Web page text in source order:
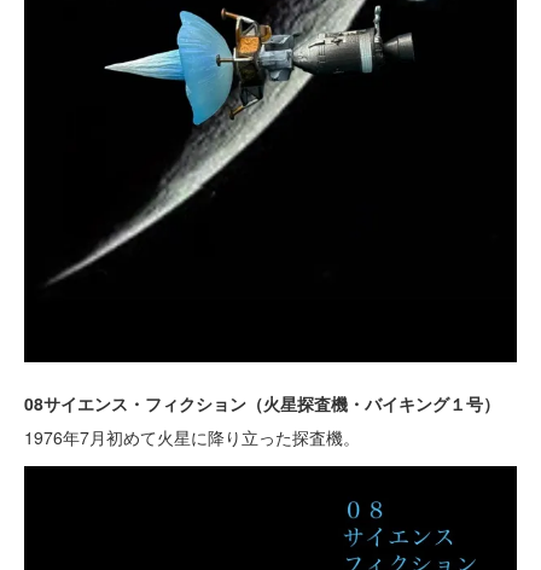
08サイエンス・フィクション（火星探査機・バイキング１号）
1976年7月初めて火星に降り立った探査機。